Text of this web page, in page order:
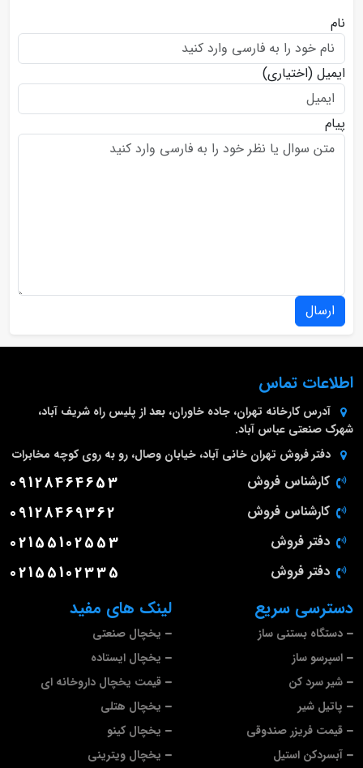
نام
ایمیل (اختیاری)
پیام
ارسال
لینک های مفید
یخچال صنعتی
یخچال ایستاده
قیمت یخچال داروخانه ای
یخچال هتلی
یخچال کینو
یخچال ویترینی
دسترسی سریع
دستگاه بستنی ساز
اسپرسو ساز
شیر سرد کن
پاتیل شیر
قیمت فریزر صندوقی
آبسردکن استیل
اطلاعات تماس
آدرس کارخانه تهران، جاده خاوران، بعد از پلیس راه شریف آباد،
شهرک صنعتی عباس آباد.
دفتر فروش تهران خانی آباد، خیابان وصال، رو به روی کوچه مخابرات
کارشناس فروش 09128464653
کارشناس فروش 09128469362
دفتر فروش 02155102553
دفتر فروش 02155102335